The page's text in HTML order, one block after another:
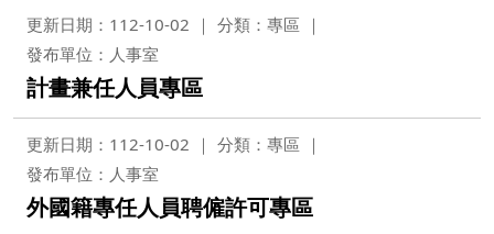
更新日期：112-10-02
分類：專區
發布單位：人事室
計畫兼任人員專區
更新日期：112-10-02
分類：專區
發布單位：人事室
外國籍專任人員聘僱許可專區